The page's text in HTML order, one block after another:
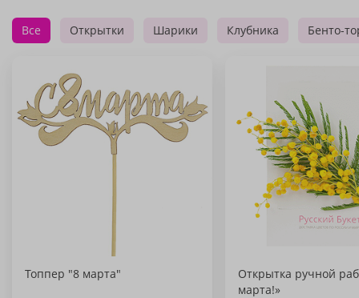
Все Открытки Шарики Клубника Бенто-
Топпер "8 марта"
Открытка ручной
марта!»